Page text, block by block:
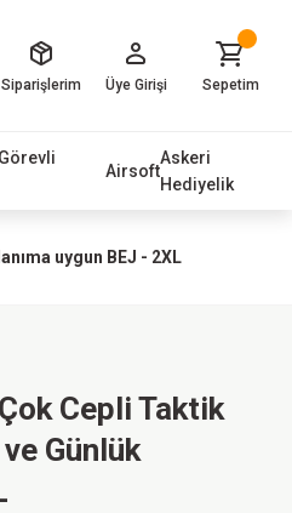
Siparişlerim Üye Girişi Sepetim
Airsoft
Askeri
Hediyelik
uygun BEJ - 2XL
Cepli Taktik
Günlük